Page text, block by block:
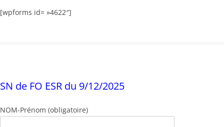
[wpforms id= »4622″]
SN de FO ESR du 9/12/2025
NOM-Prénom (obligatoire)